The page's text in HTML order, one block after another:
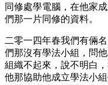
同修處學電腦，在他家
們那一片同修的資料。
二零一四年春我們有倆
們那沒有學法小組，問
組織不起來，說不明白
他那協助他成立學法小